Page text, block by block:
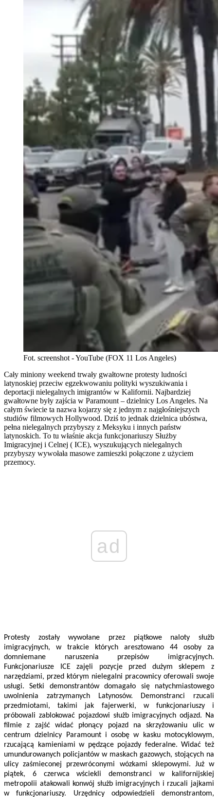
Fot. screenshot - YouTube (FOX 11 Los Angeles)
Cały miniony weekend trwały gwałtowne protesty ludności
latynoskiej przeciw egzekwowaniu polityki wyszukiwania i
deportacji nielegalnych imigrantów w Kalifornii. Najbardziej
gwałtowne były zajścia w Paramount – dzielnicy Los Angeles. Na
całym świecie ta nazwa kojarzy się z jednym z najgłośniejszych
studiów filmowych Hollywood. Dziś to jednak dzielnica ubóstwa,
pełna nielegalnych przybyszy z Meksyku i innych państw
latynoskich. To tu właśnie akcja funkcjonariuszy Służby
Imigracyjnej i Celnej ( ICE), wyszukujących nielegalnych
przybyszy wywołała masowe zamieszki połączone z użyciem
przemocy.
ad
Protesty zostały wywołane przez piątkowe naloty służb
imigracyjnych, w trakcie których aresztowano 44 osoby za
domniemane naruszenia przepisów imigracyjnych.
Funkcjonariusze ICE zajęli pozycje przed dużym sklepem z
narzędziami, przed którym nielegalni pracownicy oferowali swoje
usługi. Setki demonstrantów domagało się natychmiastowego
uwolnienia zatrzymanych Latynosów. Demonstranci rzucali
przedmiotami, takimi jak fajerwerki, w funkcjonariuszy i
próbowali zablokować pojazdowi służb imigracyjnych odjazd. Na
filmie z zajść widać płonący pojazd na skrzyżowaniu ulic w
centrum dzielnicy Paramount i osobę w kasku motocyklowym,
rzucającą kamieniami w pędzące pojazdy federalne. Widać też
umundurowanych policjantów w maskach gazowych, stojących na
ulicy zaśmieconej przewróconymi wózkami sklepowymi. Już w
piątek, 6 czerwca wściekli demonstranci w kalifornijskiej
metropolii atakowali konwój służb imigracyjnych i rzucali jajkami
w funkcjonariuszy. Urzędnicy odpowiedzieli demonstrantom,